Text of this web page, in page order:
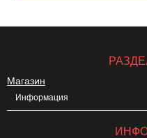
Магазин
Информация